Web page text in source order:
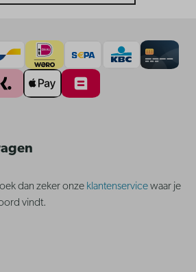
dan zeker onze klantenservicewaar je
vindt.